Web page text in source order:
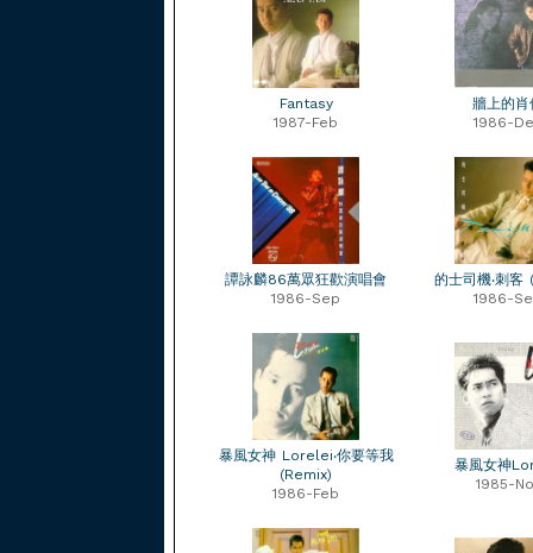
Fantasy
1987-Feb
牆上的肖
1986-
譚詠麟86萬眾狂歡演唱會
1986-Sep
的士司機‧刺客
1986-
暴風女神 Lorelei‧你要等我
(Remix)
1986-Feb
暴風女神
1985-